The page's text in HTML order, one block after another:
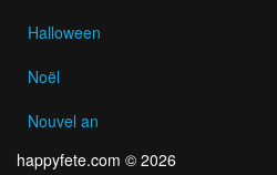
Halloween
Noël
Nouvel an
happyfete.com © 2026